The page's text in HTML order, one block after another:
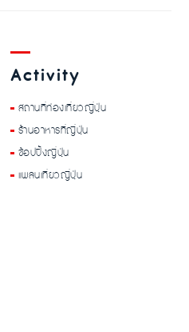
Activity
สถานที่ท่องเที่ยวญี่ปุ่น
ร้านอาหารที่ญี่ปุ่น
ช้อปปิ้งญี่ปุ่น
แพลนเที่ยวญี่ปุ่น